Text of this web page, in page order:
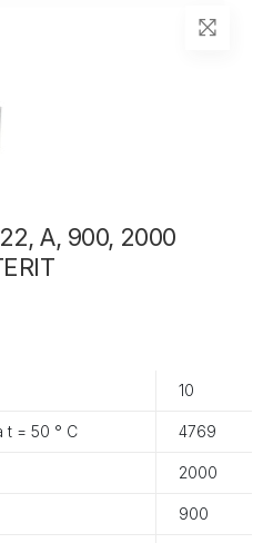
A, 900, 2000
10
t = 50 ° С 4769
2000
900